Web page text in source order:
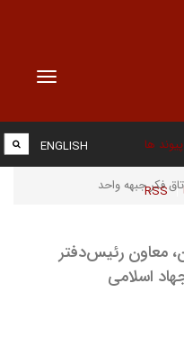
Toggle
پیوند ها
RSS
ENGLISH
فکر جبهه واحد
معاون رئیس‌دفتر
اسلامی